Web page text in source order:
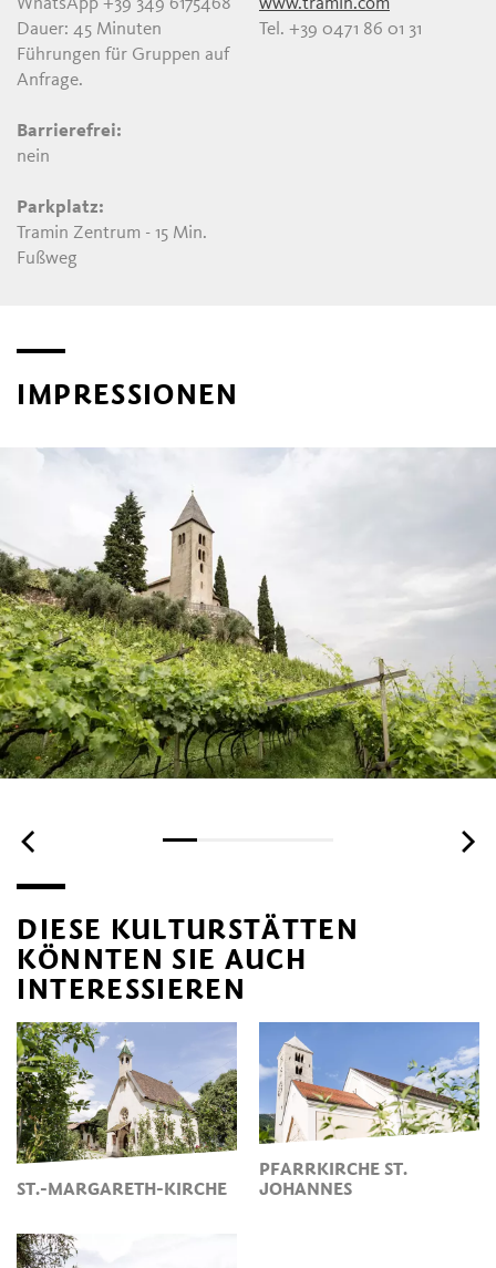
WhatsApp +39 349 6175468
Dauer: 45 Minuten
Führungen für Gruppen auf
Anfrage.
Barrierefrei:
nein
Parkplatz:
Tramin Zentrum - 15 Min.
Fußweg
www.tramin.com
Tel. +39 0471 86 01 31
IMPRESSIONEN
DIESE KULTURSTÄTTEN
KÖNNTEN SIE AUCH
INTERESSIEREN
ST.-MARGARETH-KIRCHE
PFARRKIRCHE ST.
JOHANNES